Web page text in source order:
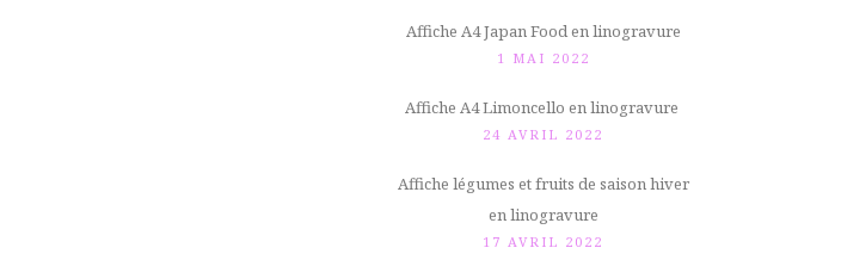
Affiche A4 Japan Food en linogravure
1 MAI 2022
Affiche A4 Limoncello en linogravure
24 AVRIL 2022
Affiche légumes et fruits de saison hiver
en linogravure
17 AVRIL 2022